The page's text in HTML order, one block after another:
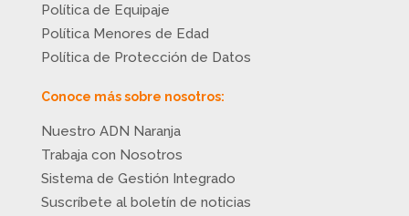
Política de Equipaje
Política Menores de Edad
Política de Protección de Datos
Conoce más sobre nosotros:
Nuestro ADN Naranja
Trabaja con Nosotros
Sistema de Gestión Integrado
Suscríbete al boletín de noticias